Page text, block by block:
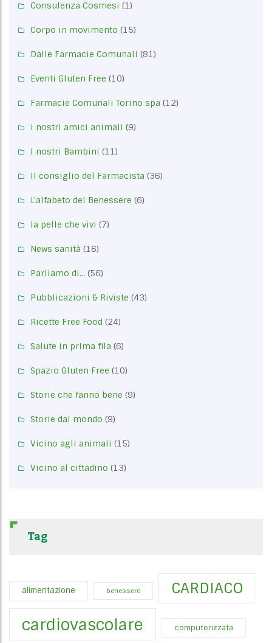
Consulenza Cosmesi (1)
Corpo in movimento (15)
Dalle Farmacie Comunali (81)
Eventi Gluten Free (10)
Farmacie Comunali Torino spa (12)
i nostri amici animali (9)
I nostri Bambini (11)
Il consiglio del Farmacista (36)
L'alfabeto del Benessere (6)
la pelle che vivi (7)
News sanità (16)
Parliamo di… (56)
Pubblicazioni & Riviste (43)
Ricette Free Food (24)
Salute in prima fila (6)
Spazio Gluten Free (10)
Storie che fanno bene (9)
Storie dal mondo (9)
Vicino agli animali (15)
Vicino al cittadino (13)
Tag
alimentazione benessere CARDIACO
cardiovascolare computerizzata